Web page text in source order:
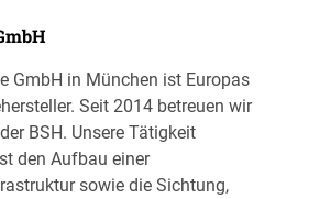
GmbH in München ist Europas
Seit 2014 betreuen wir
BSH. Unsere Tätigkeit
den Aufbau einer
sowie die Sichtung,